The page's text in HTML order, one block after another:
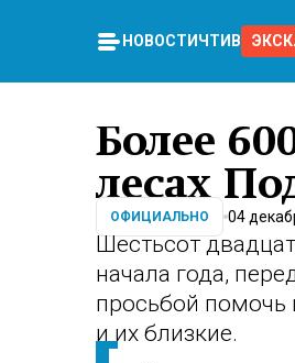
НОВОСТИ ЧТИВО
Более
лесах
ОФИЦИАЛЬНО 04
Шестьсот
начала года,
просьбой помочь
и их близкие.